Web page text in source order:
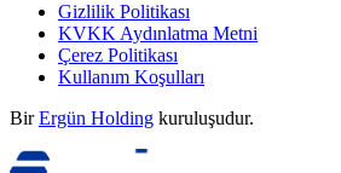
Gizlilik Politikası
KVKK Aydınlatma Metni
Çerez Politikası
Kullanım Koşulları
Bir Ergün Holding kuruluşudur.